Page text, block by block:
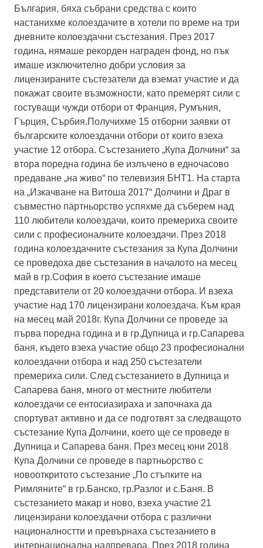
България, бяха събрани средства с които
настанихме колоездачите в хотели по време на три
дневните колоездачни състезания. През 2017
година, нямаше рекорден награден фонд, но пък
имаше изключително добри условия за
лицензираните състезатели да вземат участие и да
покажат своите възможности, като премерят сили с
гостуващи чужди отбори от Франция, Румъния,
Гърция, Сърбия.Получихме 15 отборни заявки от
българските колоездачни отбори от които взеха
участие 12 отбора. Състезанието „Купа Долчини“ за
втора поредна година бе излъчено в едночасово
предаване „на живо“ по телевизия БНТ1. На старта
на „Изкачване на Витоша 2017“ Долчини и Драг в
съвместно партньорство успяхме да съберем над
110 любители колоездачи, които премериха своите
сили с професионалните колоездачи. През 2018
година колоездачните състезания за Купа Долчини
се проведоха две състезания в началото на месец
май в гр.София в което състезание имаше
представители от 20 колоездачни отбора. И взеха
участие над 170 лицензирани колоездача. Към края
на месец май 2018г. Купа Долчини се проведе за
първа поредна година и в гр.Дупница и гр.Сапарева
баня, където взеха участие общо 23 професионални
колоездачни отбора и над 250 състезатели
премериха сили. След състезанието в Дупница и
Сапарева баня, много от местните любители
колоездачи се ентосиазираха и започнаха да
спортуват активно и да се подготвят за следващото
състезание Купа Долчини, което ще се проведе в
Дупница и Сапарева баня. През месец юни 2018
Купа Долчини се проведе в партньорство с
новооткритото състезание „По стъпките на
Римляните“ в гр.Банско, гр.Разлог и с.Баня. В
състезанието макар и ново, взеха участие 21
лицензирани колоездачни отбора с различни
националностти и превърнаха състезанието в
интернационална надпревара. През 2018 година